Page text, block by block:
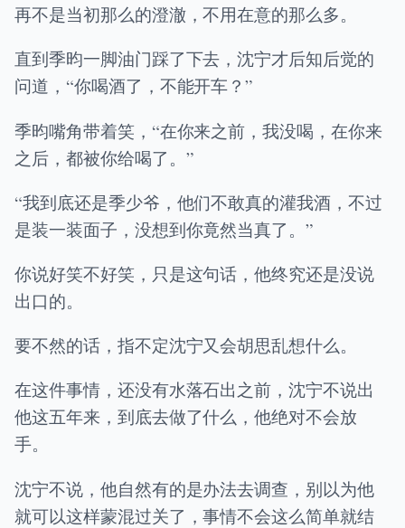
再不是当初那么的澄澈，不用在意的那么多。
直到季昀一脚油门踩了下去，沈宁才后知后觉的
问道，“你喝酒了，不能开车？”
季昀嘴角带着笑，“在你来之前，我没喝，在你来
之后，都被你给喝了。”
“我到底还是季少爷，他们不敢真的灌我酒，不过
是装一装面子，没想到你竟然当真了。”
你说好笑不好笑，只是这句话，他终究还是没说
出口的。
要不然的话，指不定沈宁又会胡思乱想什么。
在这件事情，还没有水落石出之前，沈宁不说出
他这五年来，到底去做了什么，他绝对不会放
手。
沈宁不说，他自然有的是办法去调查，别以为他
就可以这样蒙混过关了，事情不会这么简单就结